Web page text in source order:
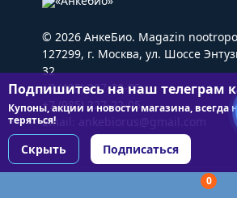
0
© 2026 АнкеБио. Magazin
127299, г. Москва, ул. Шоссе
32
+7 (495) 227-22-05
+7 (985) 227-22-05
Email: ankebiorus@gmail.com
Подпишитесь на наш телеграм
Купоны, акции и новости магазина, всегда
теряться!
Скрыть Подписаться